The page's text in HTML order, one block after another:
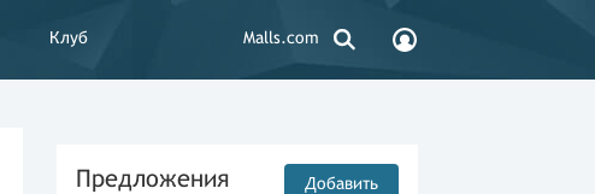
Клуб Malls.com
Предложения Добавить